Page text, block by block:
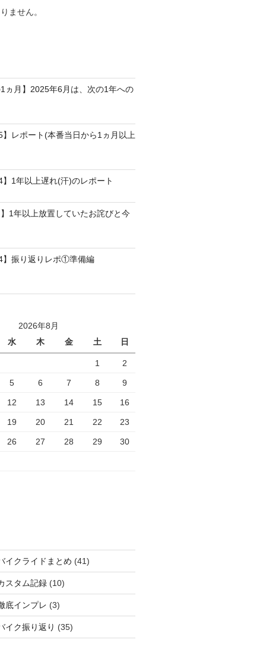
ません。
ヵ月】2025年6月は、次の1年への
レポート(本番当日から1ヵ月以上
1年以上遅れ(汗)のレポート
1年以上放置していたお詫びと今
】振り返りレポ①準備編
2026年8月
水
木 金 土 日
1 2
5 6 7 8 9
12 13 14 15 16
19 20 21 22 23
26 27 28 29 30
イクライドまとめ (41)
スタム記録(10)
底インプレ (3)
イク振り返り (35)